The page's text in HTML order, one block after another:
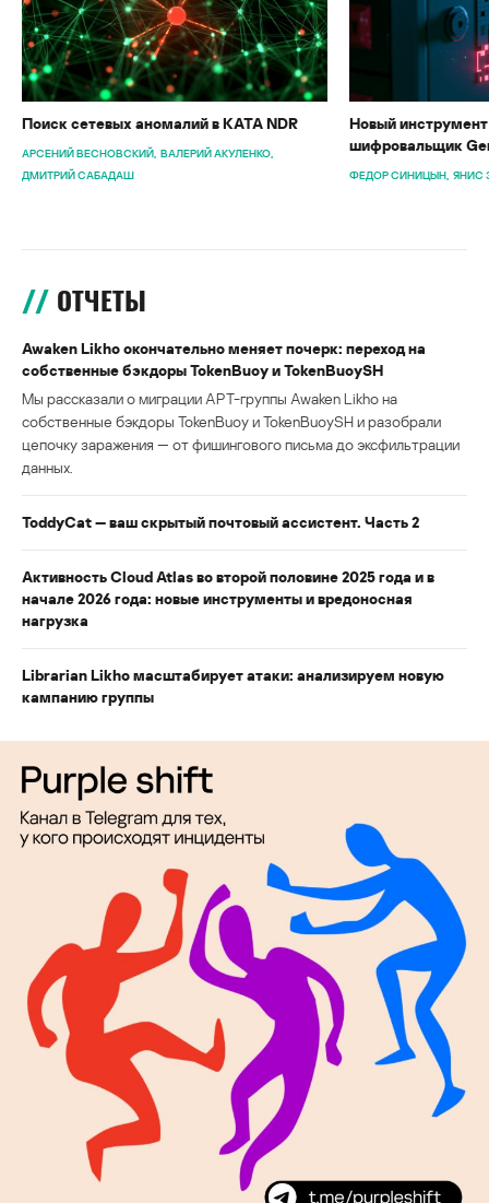
Поиск сетевых аномалий в KATA NDR
АРСЕНИЙ ВЕСНОВСКИЙ ВАЛЕРИЙ АКУЛЕНКО
ДМИТРИЙ САБАДАШ
Новый
шифровальщик
ФЕДОР СИНИЦЫН ЯНИС
ОТЧЕТЫ
Awaken Likho окончательно меняет почерк: переход на
собственные бэкдоры TokenBuoy и TokenBuoySH
Мы рассказали о миграции APT-группы Awaken Likho на
собственные бэкдоры TokenBuoy и TokenBuoySH и разобрали
цепочку заражения — от фишингового письма до эксфильтрации
данных.
ToddyCat — ваш скрытый почтовый ассистент. Часть 2
Активность Cloud Atlas во второй половине 2025 года и в
начале 2026 года: новые инструменты и вредоносная
нагрузка
Librarian Likho масштабирует атаки: анализируем новую
кампанию группы